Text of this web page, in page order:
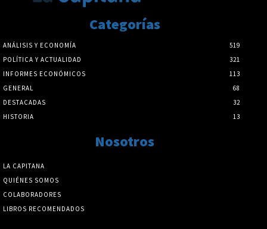
Categorías
ANÁLISIS Y ECONOMÍA
519
POLÍTICA Y ACTUALIDAD
321
INFORMES ECONÓMICOS
113
GENERAL
68
DESTACADAS
32
HISTORIA
13
Nosotros
LA CAPITANA
QUIÉNES SOMOS
COLABORADORES
LIBROS RECOMENDADOS